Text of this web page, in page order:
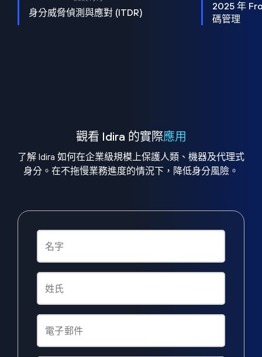
身分威脅偵測與應對 (ITDR)
2025 年
碼管理
觀看 Idira 的實際應用
了解 Idira 如何在企業級規模上保護人類、機器及代理式
身分。在不拖慢業務進度的情況下，降低身分風險。